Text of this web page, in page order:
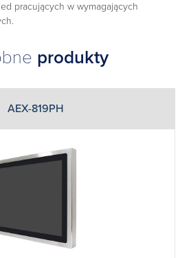
pracujących w wymagających
produkty
AEX-819PH